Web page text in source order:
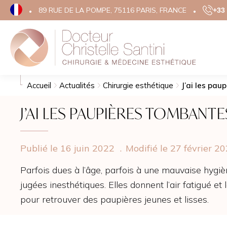
89 RUE DE LA POMPE, 75116 PARIS, FRANCE +33
Chirurgie
VISAGE
LIFTING DU VISAGE
GRAINS DE BEAUTÉ
Rechercher
Accueil Actualités Chirurgie esthétique J’ai les
J’AI LES PAUPIÈRES
Publié le 16 juin 2022 . Modifié le 27 février
Parfois dues à l’âge, parfois à une mauvaise
jugées inesthétiques. Elles donnent l’air fatigué
pour retrouver des paupières jeunes et lisses.